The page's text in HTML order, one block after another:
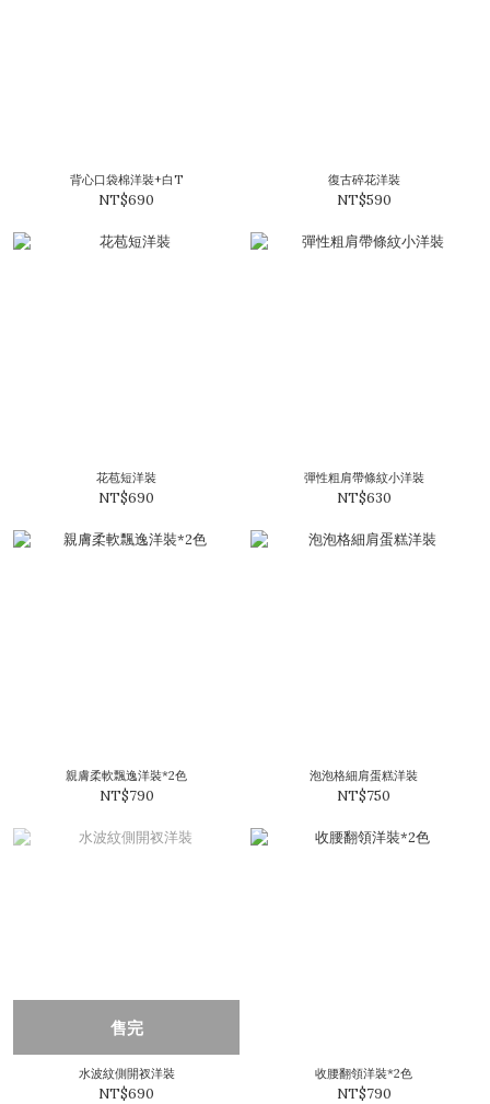
背心口袋棉洋裝+白T
NT$690
復古碎花洋裝
NT$590
花苞短洋裝
NT$690
彈性粗肩帶條紋小洋裝
NT$630
親膚柔軟飄逸洋裝*2色
NT$790
泡泡格細肩蛋糕洋裝
NT$750
售完
水波紋側開衩洋裝
NT$690
收腰翻領洋裝*2色
NT$790